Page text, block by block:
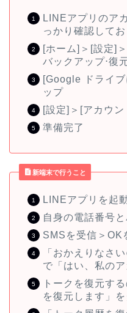
LINEアプリのア
っかり確認してお
[ホーム]＞ [設定]＞
バックアップ⋅復
[Google ドライ
ップ
[設定]＞ [アカウ
準備完了
新端末で行うこと
LINEアプリを起
自身の電話番号
SMSを受信＞OK
「おかえりなさ
で「はい、私の
トークを復元す
を復元します」